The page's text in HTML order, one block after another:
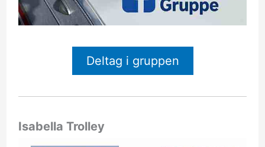
Deltag i gruppen
Isabella Trolley